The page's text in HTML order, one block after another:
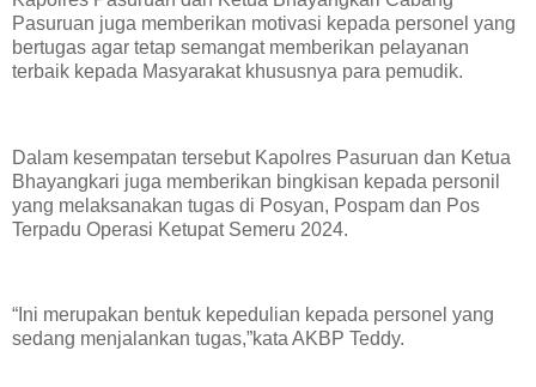
Pasuruan juga memberikan motivasi kepada personel yang
bertugas agar tetap semangat memberikan pelayanan
terbaik kepada Masyarakat khususnya para pemudik.
Dalam kesempatan tersebut Kapolres Pasuruan dan Ketua
Bhayangkari juga memberikan bingkisan kepada personil
yang melaksanakan tugas di Posyan, Pospam dan Pos
Terpadu Operasi Ketupat Semeru 2024.
“Ini merupakan bentuk kepedulian kepada personel yang
sedang menjalankan tugas,”kata AKBP Teddy.